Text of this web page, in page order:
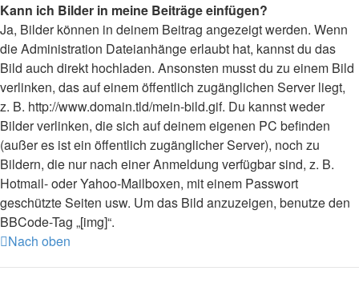
Kann ich Bilder in meine Beiträge einfügen?
Ja, Bilder können in deinem Beitrag angezeigt werden. Wenn
die Administration Dateianhänge erlaubt hat, kannst du das
Bild auch direkt hochladen. Ansonsten musst du zu einem Bild
verlinken, das auf einem öffentlich zugänglichen Server liegt,
z. B. http://www.domain.tld/mein-bild.gif. Du kannst weder
Bilder verlinken, die sich auf deinem eigenen PC befinden
(außer es ist ein öffentlich zugänglicher Server), noch zu
Bildern, die nur nach einer Anmeldung verfügbar sind, z. B.
Hotmail- oder Yahoo-Mailboxen, mit einem Passwort
geschützte Seiten usw. Um das Bild anzuzeigen, benutze den
BBCode-Tag „[img]“.
Nach oben